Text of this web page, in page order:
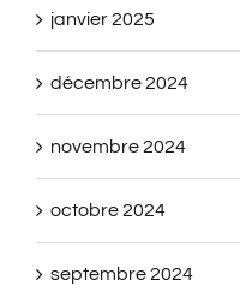
janvier 2025
décembre 2024
novembre 2024
octobre 2024
septembre 2024